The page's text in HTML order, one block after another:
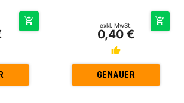
exkl. MwSt.
0,40 €
GENAUER